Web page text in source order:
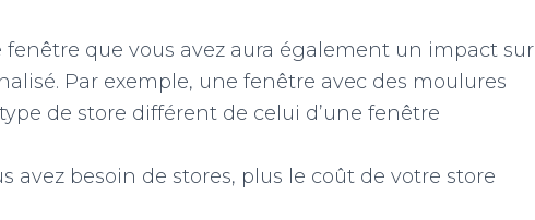
fenêtre que vous avez aura également un impact sur
Par exemple, une fenêtre avec des moulures
de store différent de celui d’une fenêtre
avez besoin de stores, plus le coût de votre store